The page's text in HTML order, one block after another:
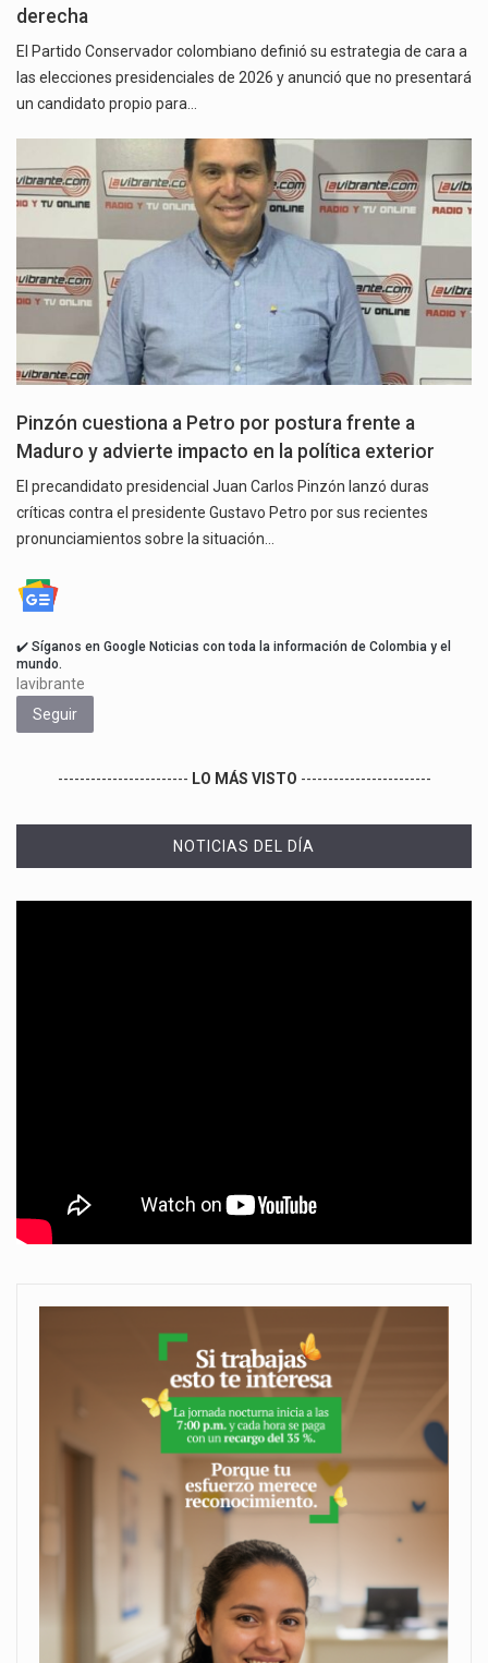
derecha
El Partido Conservador colombiano definió su estrategia de cara a
las elecciones presidenciales de 2026 y anunció que no presentará
un candidato propio para…
Pinzón cuestiona a Petro por postura frente a
Maduro y advierte impacto en la política exterior
El precandidato presidencial Juan Carlos Pinzón lanzó duras
críticas contra el presidente Gustavo Petro por sus recientes
pronunciamientos sobre la situación…
✔️ Síganos en Google Noticias con toda la información de Colombia y el
mundo.
lavibrante
Seguir
------------------------ LO MÁS VISTO ------------------------
NOTICIAS DEL DÍA